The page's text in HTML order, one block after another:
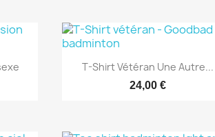
Aperçu rapide
T-Shirt Vétéran Une Autre...
24,00 €